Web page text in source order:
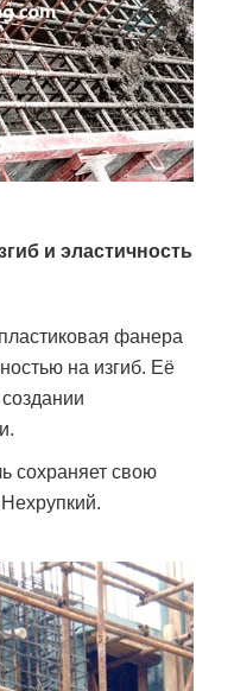
и эластичность
фанера
на изгиб. Её
сохраняет свою